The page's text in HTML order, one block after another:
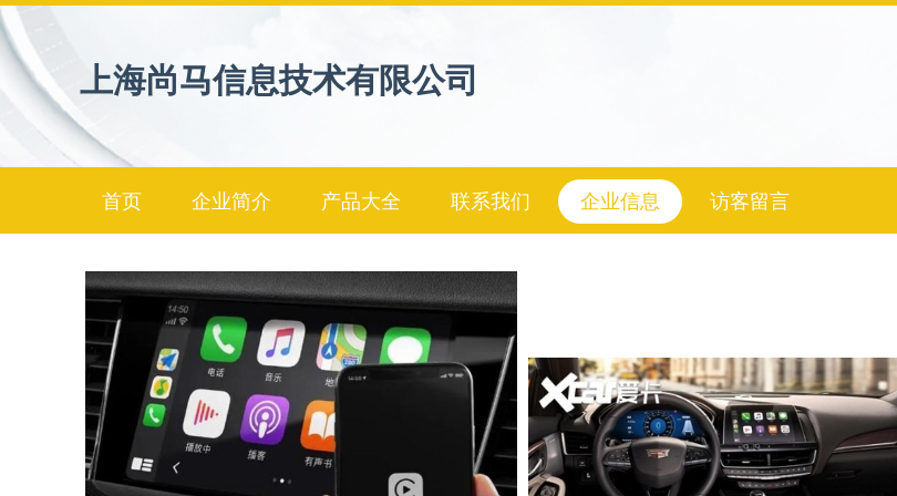
上海尚马信息技术有限公司
首页 企业简介 产品大全 联系我们 企业信息 访客留言